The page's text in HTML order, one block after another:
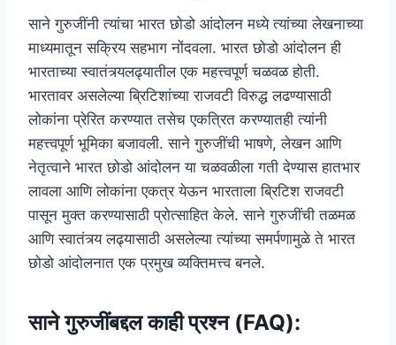
साने गुरुजींनी त्यांचा भारत छोडो आंदोलन मध्ये त्यांच्या लेखनाच्या
माध्यमातून सक्रिय सहभाग नोंदवला. भारत छोडो आंदोलन ही
भारताच्या स्वातंत्र्यलढ्यातील एक महत्त्वपूर्ण चळवळ होती.
भारतावर असलेल्या ब्रिटिशांच्या राजवटी विरुद्ध लढण्यासाठी
लोकांना प्रेरित करण्यात तसेच एकत्रित करण्यातही त्यांनी
महत्त्वपूर्ण भूमिका बजावली. साने गुरुजींची भाषणे, लेखन आणि
नेतृत्वाने भारत छोडो आंदोलन या चळवळीला गती देण्यास हातभार
लावला आणि लोकांना एकत्र येऊन भारताला ब्रिटिश राजवटी
पासून मुक्त करण्यासाठी प्रोत्साहित केले. साने गुरुजींची तळमळ
आणि स्वातंत्र्य लढ्यासाठी असलेल्या त्यांच्या समर्पणामुळे ते भारत
छोडो आंदोलनात एक प्रमुख व्यक्तिमत्त्व बनले.
साने गुरुजींबद्दल काही प्रश्न (FAQ):